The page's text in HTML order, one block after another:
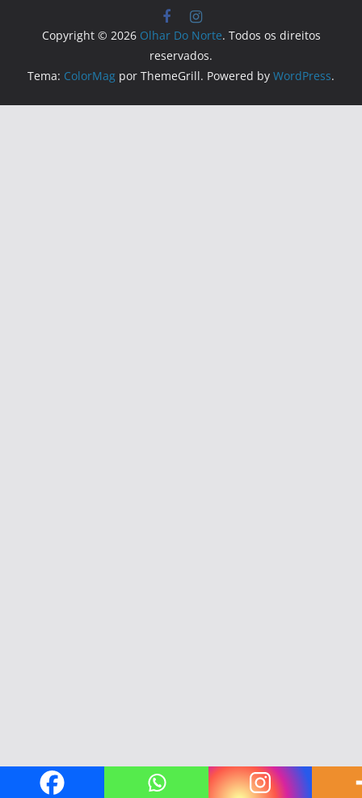
Copyright © 2026 Olhar Do Norte. Todos os direitos
reservados.
Tema: ColorMag por ThemeGrill. Powered by WordPress.